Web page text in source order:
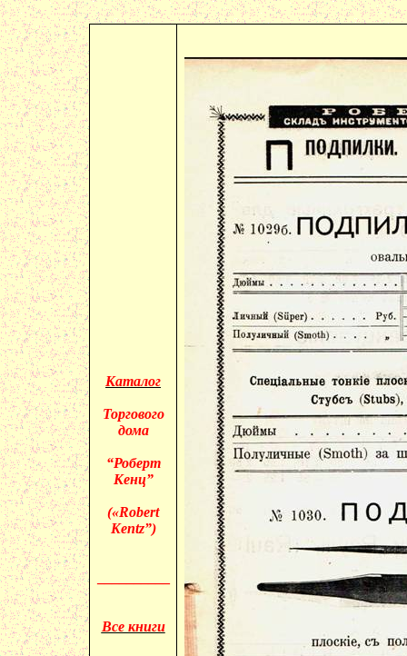
Каталог
Торгового
дома
“Роберт
Кенц”
(«Robert
Kentz”)
Все книги